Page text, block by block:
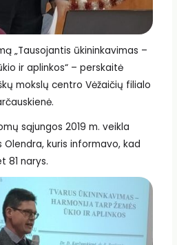
„Tausojantis ūkininkavimas –
ir aplinkos“ – perskaitė
mokslų centro Vėžaičių filialo
sąjungos 2019 m. veikla
kuris informavo, kad
81 narys.